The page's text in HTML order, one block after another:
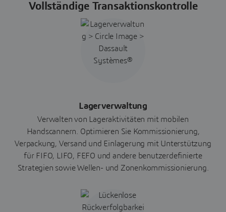
Vollständige Transaktionskontrolle
Lagerverwaltung
Verwalten von Lageraktivitäten mit mobilen
Handscannern. Optimieren Sie Kommissionierung,
Verpackung, Versand und Einlagerung mit Unterstützung
für FIFO, LIFO, FEFO und andere benutzerdefinierte
Strategien sowie Wellen- und Zonenkommissionierung.